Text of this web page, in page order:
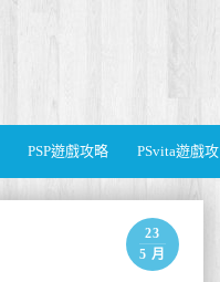
PSP遊戲攻略 PSvita遊戲
23
5 月